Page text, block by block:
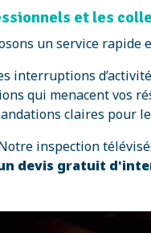
et les
un service rapide
interruptions
qui menacent vos
claires pour
inspection
devis gratuit